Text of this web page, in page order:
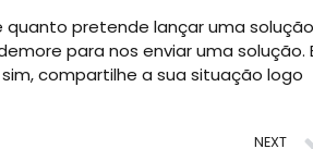
pretende lançar uma solução
para nos enviar uma solução.
compartilhe a sua situação logo
NEXT